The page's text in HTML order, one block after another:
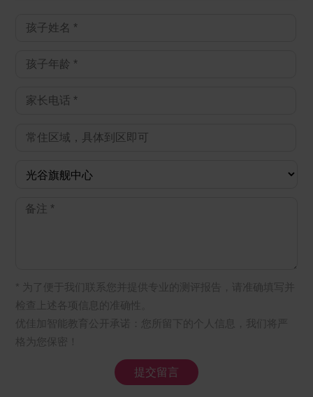
* 为了便于我们联系您并提供专业的测评报告，请准确填写并
检查上述各项信息的准确性。
优佳加智能教育公开承诺：您所留下的个人信息，我们将严
格为您保密！